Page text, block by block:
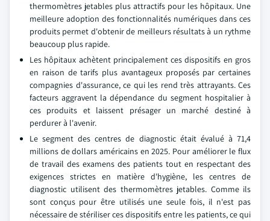
thermomètres jetables plus attractifs pour les hôpitaux. Une
meilleure adoption des fonctionnalités numériques dans ces
produits permet d'obtenir de meilleurs résultats à un rythme
beaucoup plus rapide.
Les hôpitaux achètent principalement ces dispositifs en gros
en raison de tarifs plus avantageux proposés par certaines
compagnies d'assurance, ce qui les rend très attrayants. Ces
facteurs aggravent la dépendance du segment hospitalier à
ces produits et laissent présager un marché destiné à
perdurer à l'avenir.
Le segment des centres de diagnostic était évalué à 71,4
millions de dollars américains en 2025. Pour améliorer le flux
de travail des examens des patients tout en respectant des
exigences strictes en matière d'hygiène, les centres de
diagnostic utilisent des thermomètres jetables. Comme ils
sont conçus pour être utilisés une seule fois, il n'est pas
nécessaire de stériliser ces dispositifs entre les patients, ce qui